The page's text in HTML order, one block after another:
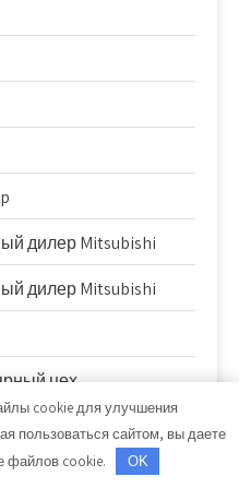
дилер Mitsubishi
дилер Mitsubishi
цех
cookie для улучшения
пользоваться сайтом, вы даете
файлов cookie.
OK